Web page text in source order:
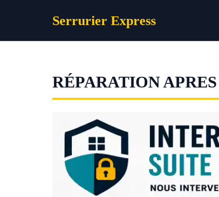
Serrurier Express
RÉPARATION